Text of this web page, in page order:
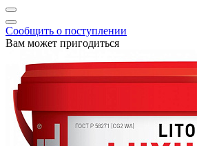
Сообщить о поступлении
Вам может пригодиться